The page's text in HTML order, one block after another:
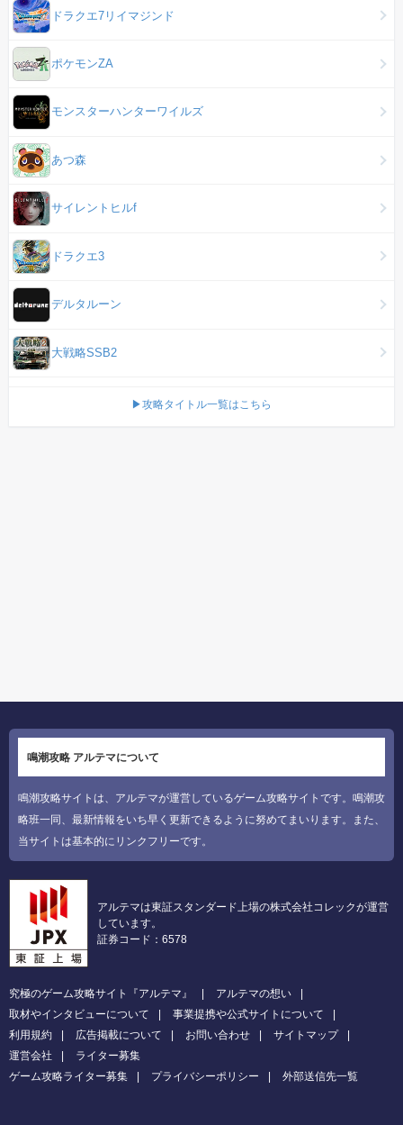
ドラクエ7リイマジンド
ポケモンZA
モンスターハンターワイルズ
あつ森
サイレントヒルf
ドラクエ3
デルタルーン
大戦略SSB2
▶攻略タイトル一覧はこちら
鳴潮攻略 アルテマについて
鳴潮攻略サイトは、アルテマが運営しているゲーム攻略サイトです。鳴潮攻
略班一同、最新情報をいち早く更新できるように努めてまいります。また、
当サイトは基本的にリンクフリーです。
アルテマは東証スタンダード上場の株式会社コレックが運営
しています。
証券コード：6578
究極のゲーム攻略サイト『アルテマ』
アルテマの想い
取材やインタビューについて
事業提携や公式サイトについて
利用規約
広告掲載について お問い合わせ
サイトマップ
運営会社
ライター募集
ゲーム攻略ライター募集
プライバシーポリシー 外部送信先一覧